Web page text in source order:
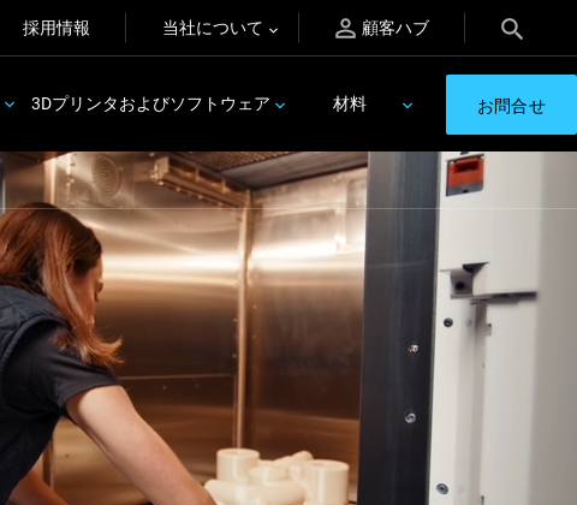
採用情報 当社について 顧客ハブ
3Dプリンタおよびソフトウェア 材料 お問合せ